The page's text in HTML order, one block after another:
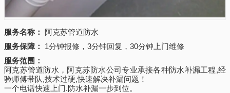
服务名称：
阿克苏管道防水
服务保障：
1分钟报修，3分钟回复，30分钟上门维修
服务范围：
阿克苏管道防水，阿克苏防水公司专业承接各种防水补漏工程,经
验师傅带队,技术过硬,快速解决补漏问题！
一个电话快速上门.防水补漏一步到位。